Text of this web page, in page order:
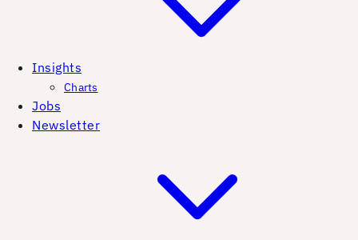
Insights
Charts
Jobs
Newsletter